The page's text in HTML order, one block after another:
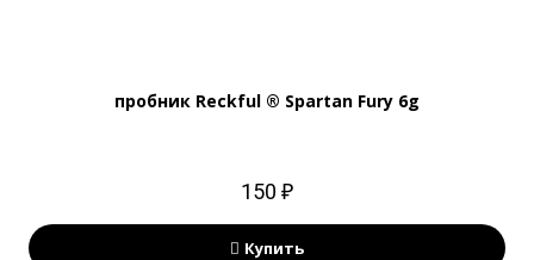
пробник Reckful ® Spartan Fury 6g
150 ₽
Купить